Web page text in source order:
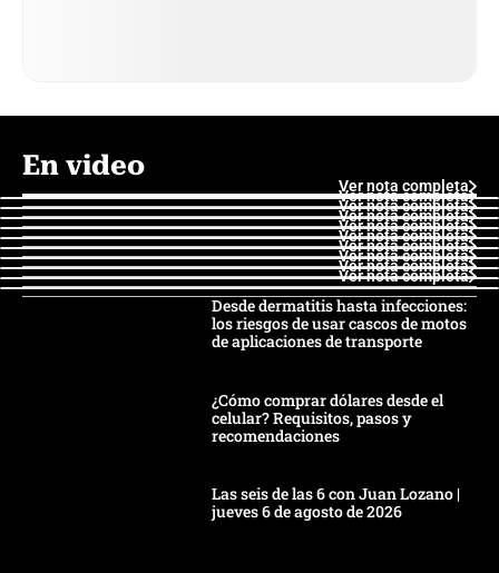
En video
Ver nota completa
Ver nota completa
Ver nota completa
Ver nota completa
Ver nota completa
Ver nota completa
Ver nota completa
Ver nota completa
Ver nota completa
Ver nota completa
Desde dermatitis hasta infecciones:
los riesgos de usar cascos de motos
de aplicaciones de transporte
¿Cómo comprar dólares desde el
celular? Requisitos, pasos y
recomendaciones
Las seis de las 6 con Juan Lozano |
jueves 6 de agosto de 2026